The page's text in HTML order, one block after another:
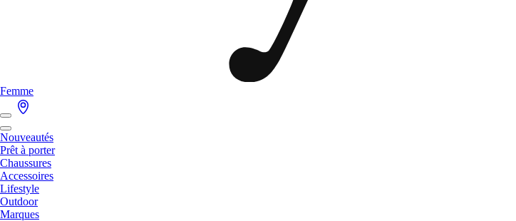
Femme
Nouveautés
Prêt à porter
Chaussures
Accessoires
Lifestyle
Outdoor
Marques